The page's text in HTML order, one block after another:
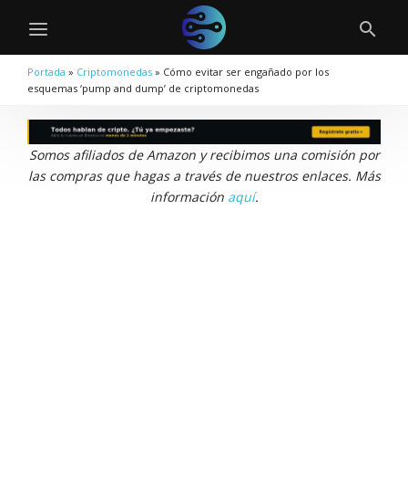
Portada » Criptomonedas » Cómo evitar ser engañado por los
esquemas ‘pump and dump’ de criptomonedas
Somos afiliados de Amazon y recibimos una comisión por
las compras que hagas a través de nuestros enlaces. Más
información aquí.